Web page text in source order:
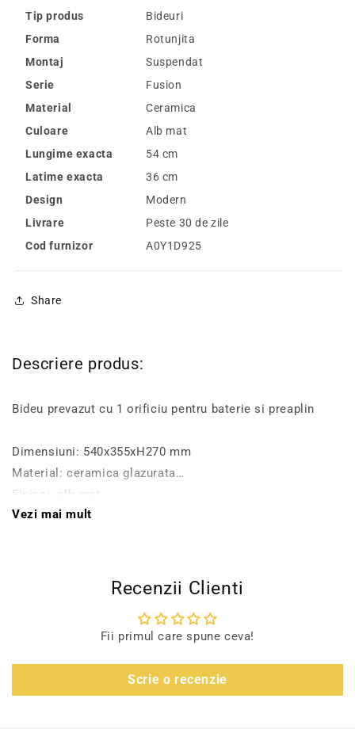
Tip produs
Bideuri
Forma
Rotunjita
Montaj
Suspendat
Serie
Fusion
Material
Ceramica
Culoare
Alb mat
Lungime exacta
54 cm
Latime exacta
36 cm
Design
Modern
Livrare
Peste 30 de zile
Cod furnizor
A0Y1D925
Share
Descriere produs:
Bideu prevazut cu 1 orificiu pentru baterie si preaplin
Dimensiuni: 540x355xH270 mm
Material: ceramica glazurata
Finisaj: alb mat
Montaj: suspendat
Caracteristici glazura Alchemy:
- durabilitate superioara
- hidrofuga
Vezi mai mult
Recenzii Clienti
Fii primul care spune ceva!
Scrie o recenzie